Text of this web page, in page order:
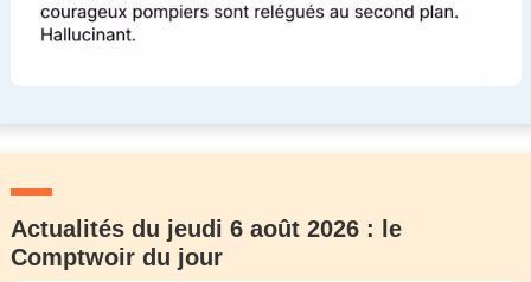
Actualités du jeudi 6 août 2026 : le
Comptwoir du jour